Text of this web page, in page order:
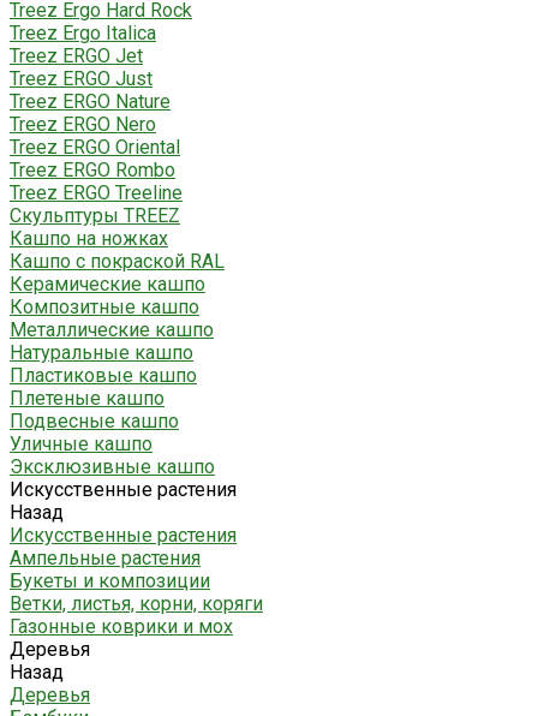
Treez Ergo Hard Rock
Treez Ergo Italica
Treez ERGO Jet
Treez ERGO Just
Treez ERGO Nature
Treez ERGO Nero
Treez ERGO Oriental
Treez ERGO Rombo
Treez ERGO Treeline
Скульптуры TREEZ
Кашпо на ножках
Кашпо с покраской RAL
Керамические кашпо
Композитные кашпо
Металлические кашпо
Натуральные кашпо
Пластиковые кашпо
Плетеные кашпо
Подвесные кашпо
Уличные кашпо
Эксклюзивные кашпо
Искусственные растения
Назад
Искусственные растения
Ампельные растения
Букеты и композиции
Ветки, листья, корни, коряги
Газонные коврики и мох
Деревья
Назад
Деревья